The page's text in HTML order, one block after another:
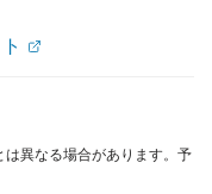
異なる場合があります。予